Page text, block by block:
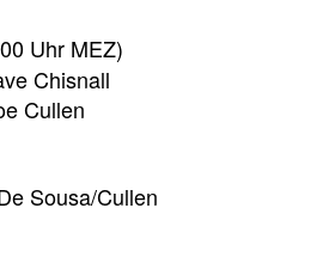
Uhr MEZ)
Chisnall
Cullen
Sousa/Cullen